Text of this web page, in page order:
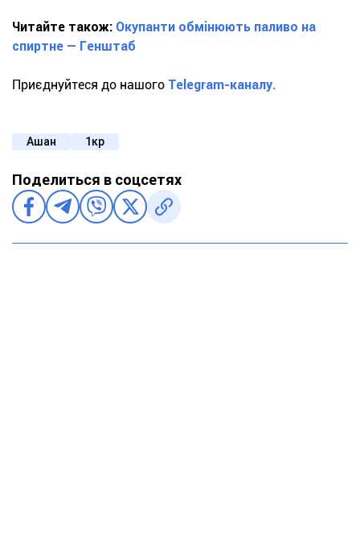
Читайте також: Окупанти обмінюють паливо на
спиртне — Генштаб
Приєднуйтеся до нашого Telegram-каналу.
Ашан 1кр
Поделиться в соцсетях